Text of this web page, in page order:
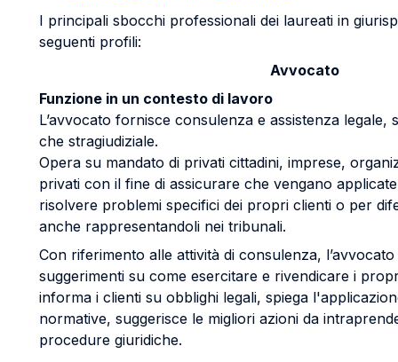
I principali sbocchi professionali dei laureati in
seguenti profili:
Avvocato
Funzione in un contesto di lavoro
L’avvocato fornisce consulenza e assistenza legale,
che stragiudiziale.
Opera su mandato di privati cittadini, imprese,
privati con il fine di assicurare che vengano
risolvere problemi specifici dei propri clienti o per
anche rappresentandoli nei tribunali.
Con riferimento alle attività di consulenza,
suggerimenti su come esercitare e rivendicare i
informa i clienti su obblighi legali, spiega
normative, suggerisce le migliori azioni da
procedure giuridiche.